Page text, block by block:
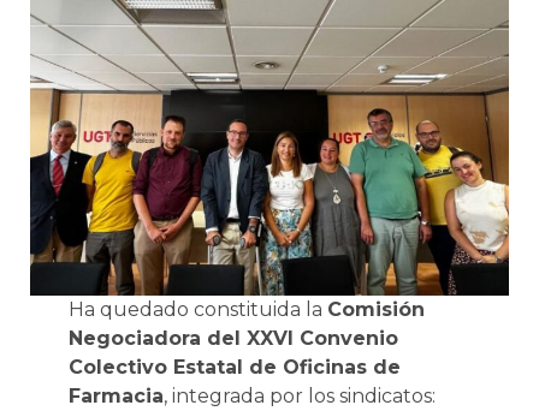
Ha quedado constituida la Comisión
Negociadora del XXVI Convenio
Colectivo Estatal de Oficinas de
Farmacia, integrada por los sindicatos: